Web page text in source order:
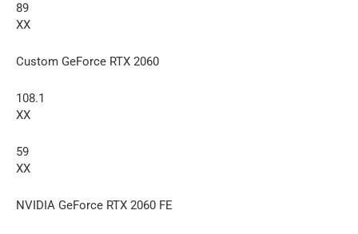
89
XX
Custom GeForce RTX 2060
108.1
XX
59
XX
NVIDIA GeForce RTX 2060 FE